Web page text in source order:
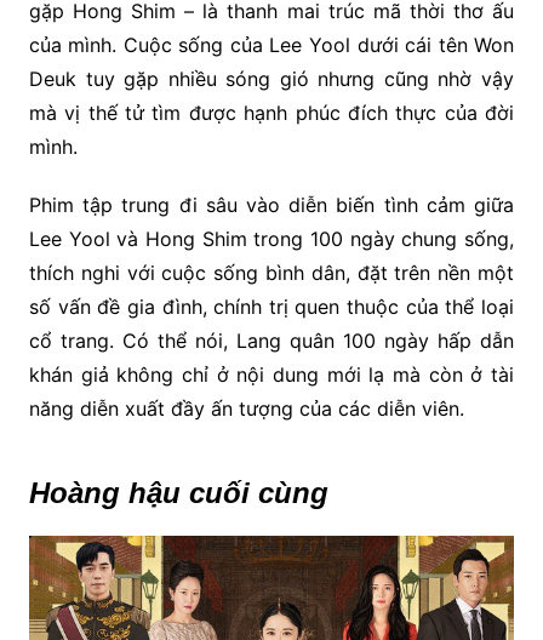
gặp Hong Shim – là thanh mai trúc mã thời thơ ấu
của mình. Cuộc sống của Lee Yool dưới cái tên Won
Deuk tuy gặp nhiều sóng gió nhưng cũng nhờ vậy
mà vị thế tử tìm được hạnh phúc đích thực của đời
mình.
Phim tập trung đi sâu vào diễn biến tình cảm giữa
Lee Yool và Hong Shim trong 100 ngày chung sống,
thích nghi với cuộc sống bình dân, đặt trên nền một
số vấn đề gia đình, chính trị quen thuộc của thể loại
cổ trang. Có thể nói, Lang quân 100 ngày hấp dẫn
khán giả không chỉ ở nội dung mới lạ mà còn ở tài
năng diễn xuất đầy ấn tượng của các diễn viên.
Hoàng hậu cuối cùng